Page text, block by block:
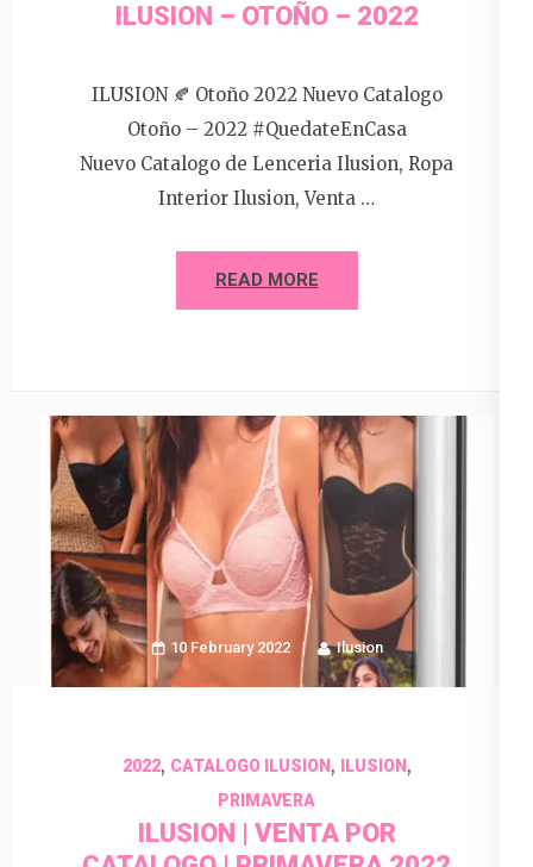
ILUSION – OTOÑO – 2022
ILUSION 🍂 Otoño 2022 Nuevo Catalogo
Otoño – 2022 #QuedateEnCasa
Nuevo Catalogo de Lenceria Ilusion, Ropa
Interior Ilusion, Venta …
READ MORE
10 February 2022 Ilusion
2022, CATALOGO ILUSION, ILUSION,
PRIMAVERA
ILUSION | VENTA POR